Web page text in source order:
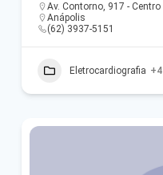
Av. Contorno, 917 - Centro
Anápolis
(62) 3937-5151
Eletrocardiografia +4